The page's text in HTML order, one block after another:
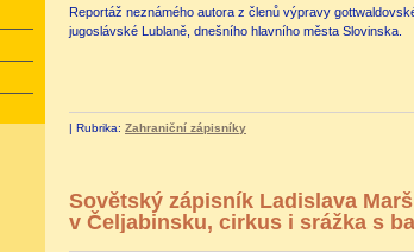
Reportáž neznámého autora z členů výpravy
jugoslávské Lublaně, dnešního hlavního města Slovinska.
| Rubrika: Zahraniční zápisníky
Sovětský zápisník Ladislava
v Čeljabinsku, cirkus i srážka s